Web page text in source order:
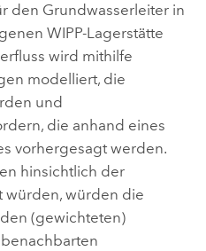
den Grundwasserleiter in
WIPP-Lagerstätte
wird mithilfe
modelliert, die
und
die anhand eines
vorhergesagt werden.
hinsichtlich der
würden, würden die
(gewichteten)